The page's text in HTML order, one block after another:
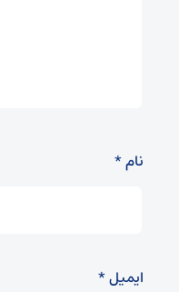
نام*
ایمیل*